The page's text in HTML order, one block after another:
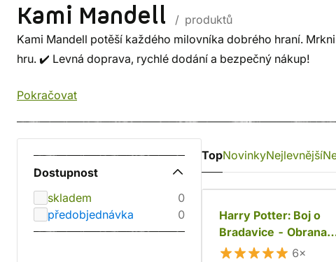
Kami Mandell
/ produktů
Kami Mandell potěší každého milovníka dobrého hraní.
hru. ✔️ Levná doprava, rychlé dodání a bezpečný nákup!
Pokračovat
Dostupnost
skladem
0
předobjednávka
0
TopNovinkyNejlevnější
Harry Potter: Boj o
Bradavice - Obrana
proti černé magii
6×